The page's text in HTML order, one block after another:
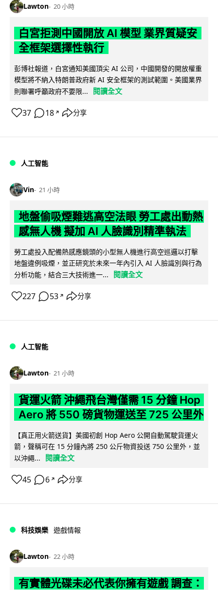
Lawton 20 小時
白宮拒測中國開放 AI 模型 業界質疑安
全框架選擇性執行
彭博社報道，白宮通知美國頂尖 AI 公司，中國開發的開放權重
模型將不納入特朗普政府新 AI 安全框架的測試範圍。美國業界
則聯署呼籲政府不要限...
閱讀全文
37 18 ↗ 分享
人工智能
Vin 21 小時
地盤偷吸煙難逃高空法眼 勞工處出動熱
感無人機 擬加 AI 人臉識別精準執法
勞工處投入配備熱感應鏡頭的小型無人機進行高空巡邏以打擊
地盤違例吸煙，並正研究於未來一年內引入 AI 人臉識別與行為
分析功能，結合三大技術進一...
閱讀全文
227 53 ↗ 分享
人工智能
Lawton 21 小時
貨運火箭 沖繩飛台灣僅需 15 分鐘 Hop
Aero 將 550 磅貨物運送至 725 公里外
【真正用火箭送貨】美國初創 Hop Aero 公開自動駕駛貨運火
箭，聲稱可在 15 分鐘內將 250 公斤物資投送 750 公里外，並
以沖繩...
閱讀全文
45 6 ↗ 分享
科技娛樂 遊戲情報
Lawton 22 小時
有實體光碟未必代表你擁有遊戲 調查：